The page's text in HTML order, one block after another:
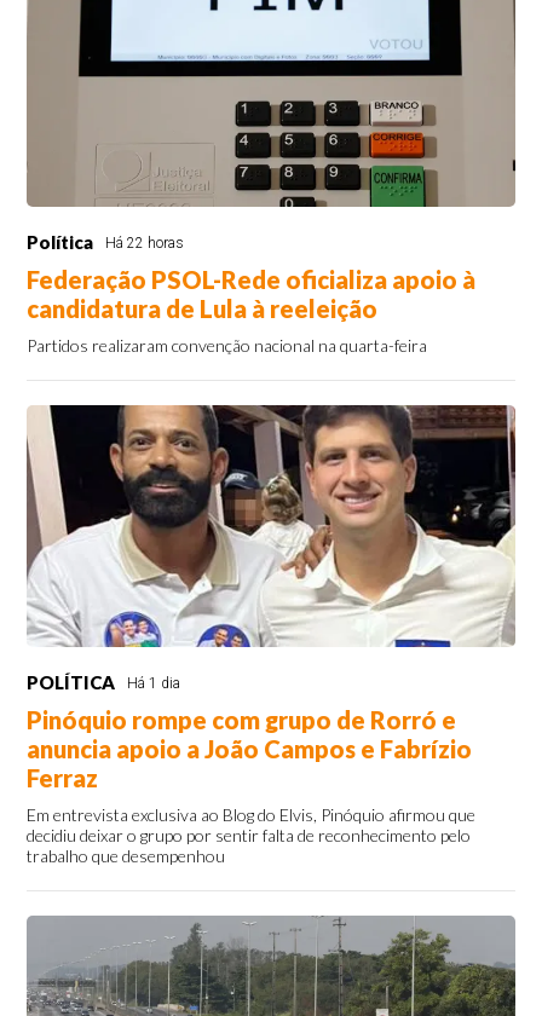
Política Há 22 horas
Federação PSOL-Rede oficializa apoio à
candidatura de Lula à reeleição
Partidos realizaram convenção nacional na quarta-feira
POLÍTICA Há 1 dia
Pinóquio rompe com grupo de Rorró e
anuncia apoio a João Campos e Fabrízio
Ferraz
Em entrevista exclusiva ao Blog do Elvis, Pinóquio afirmou que
decidiu deixar o grupo por sentir falta de reconhecimento pelo
trabalho que desempenhou